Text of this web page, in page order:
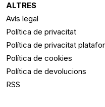
ALTRES
Avís legal
Política de privacitat
Política de privacitat
Política de cookies
Política de devolucions
RSS